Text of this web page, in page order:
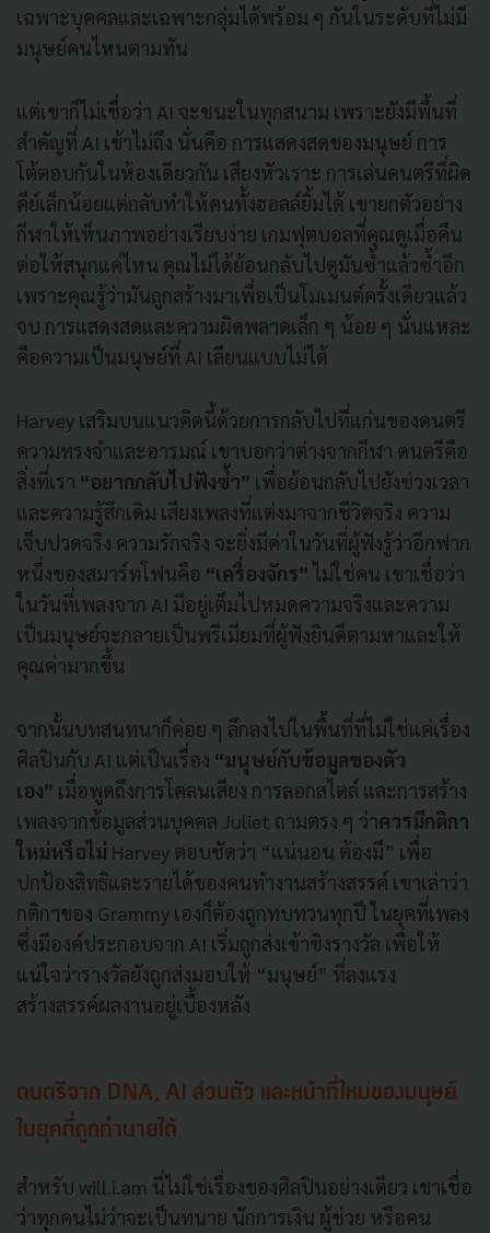
เฉพาะบุคคลและเฉพาะกลุ่มได้พร้อม ๆ กันในระดับที่ไม่มี
มนุษย์คนไหนตามทัน
แต่เขาก็ไม่เชื่อว่า AI จะชนะในทุกสนาม เพราะยังมีพื้นที่
สำคัญที่ AI เข้าไม่ถึง นั่นคือ การแสดงสดของมนุษย์ การ
โต้ตอบกันในห้องเดียวกัน เสียงหัวเราะ การเล่นดนตรีที่ผิด
คีย์เล็กน้อยแต่กลับทำให้คนทั้งฮอลล์ยิ้มได้ เขายกตัวอย่าง
กีฬาให้เห็นภาพอย่างเรียบง่าย เกมฟุตบอลที่คุณดูเมื่อคืน
ต่อให้สนุกแค่ไหน คุณไม่ได้ย้อนกลับไปดูมันซ้ำแล้วซ้ำอีก
เพราะคุณรู้ว่ามันถูกสร้างมาเพื่อเป็นโมเมนต์ครั้งเดียวแล้ว
จบ การแสดงสดและความผิดพลาดเล็ก ๆ น้อย ๆ นั่นแหละ
คือความเป็นมนุษย์ที่ AI เลียนแบบไม่ได้
Harvey เสริมบนแนวคิดนี้ด้วยการกลับไปที่แก่นของดนตรี
ความทรงจำและอารมณ์ เขาบอกว่าต่างจากกีฬา ดนตรีคือ
สิ่งที่เรา “อยากกลับไปฟังซ้ำ” เพื่อย้อนกลับไปยังช่วงเวลา
และความรู้สึกเดิม เสียงเพลงที่แต่งมาจากชีวิตจริง ความ
เจ็บปวดจริง ความรักจริง จะยิ่งมีค่าในวันที่ผู้ฟังรู้ว่าอีกฟาก
หนึ่งของสมาร์ทโฟนคือ “เครื่องจักร” ไม่ใช่คน เขาเชื่อว่า
ในวันที่เพลงจาก AI มีอยู่เต็มไปหมดความจริงและความ
เป็นมนุษย์จะกลายเป็นพรีเมียมที่ผู้ฟังยินดีตามหาและให้
คุณค่ามากขึ้น
จากนั้นบทสนทนาก็ค่อย ๆ ลึกลงไปในพื้นที่ที่ไม่ใช่แค่เรื่อง
ศิลปินกับ AI แต่เป็นเรื่อง “มนุษย์กับข้อมูลของตัว
เอง” เมื่อพูดถึงการโคลนเสียง การลอกสไตล์ และการสร้าง
เพลงจากข้อมูลส่วนบุคคล Juliet ถามตรง ๆ ว่าควรมีกติกา
ใหม่หรือไม่ Harvey ตอบชัดว่า “แน่นอน ต้องมี” เพื่อ
ปกป้องสิทธิและรายได้ของคนทำงานสร้างสรรค์ เขาเล่าว่า
กติกาของ Grammy เองก็ต้องถูกทบทวนทุกปี ในยุคที่เพลง
ซึ่งมีองค์ประกอบจาก AI เริ่มถูกส่งเข้าชิงรางวัล เพื่อให้
แน่ใจว่ารางวัลยังถูกส่งมอบให้ “มนุษย์” ที่ลงแรง
สร้างสรรค์ผลงานอยู่เบื้องหลัง
ดนตรีจาก DNA, AI ส่วนตัว และหน้าที่ใหม่ของมนุษย์
ในยุคที่ถูกทำนายได้
สำหรับ will.i.am นี่ไม่ใช่เรื่องของศิลปินอย่างเดียว เขาเชื่อ
ว่าทุกคนไม่ว่าจะเป็นทนาย นักการเงิน ผู้ช่วย หรือคน